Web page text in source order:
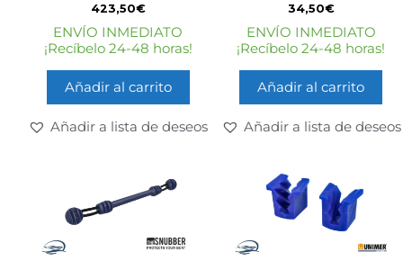
d
e
5
423,50€
ENVÍO INMEDIATO
¡Recíbelo 24-48 horas!
Añadir al carrito
Añadir a lista de deseos
e
5
34,50€
ENVÍO INMEDIATO
¡Recíbelo 24-48 horas!
Añadir al carrito
Añadir a lista de deseos